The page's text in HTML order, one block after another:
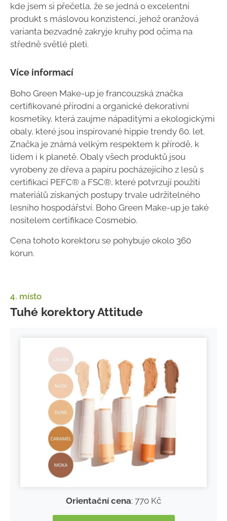
kde jsem si přečetla, že se jedná o excelentní
produkt s máslovou konzistencí, jehož oranžová
varianta bezvadně zakryje kruhy pod očima na
středně světlé pleti.
Více informací
Boho Green Make-up je francouzská značka
certifikované přírodní a organické dekorativní
kosmetiky, která zaujme nápaditými a ekologickými
obaly, které jsou inspirované hippie trendy 60. let.
Značka je známá velkým respektem k přírodě, k
lidem i k planetě. Obaly všech produktů jsou
vyrobeny ze dřeva a papíru pocházejícího z lesů s
certifikací PEFC® a FSC®, které potvrzují použití
materiálů získaných postupy trvale udržitelného
lesního hospodářství. Boho Green Make-up je také
nositelem certifikace Cosmebio.
Cena tohoto korektoru se pohybuje okolo 360
korun.
4. místo
Tuhé korektory Attitude
Orientační cena: 770 Kč